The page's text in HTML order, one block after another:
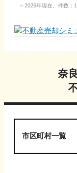
～2026年現在、件数：
奈
市区町村一覧